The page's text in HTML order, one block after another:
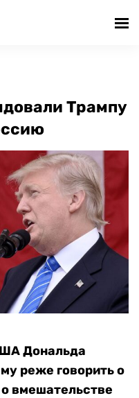
Трампу
Дональда
реже говорить о
вмешательстве